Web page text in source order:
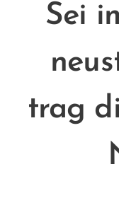
Sei
trag